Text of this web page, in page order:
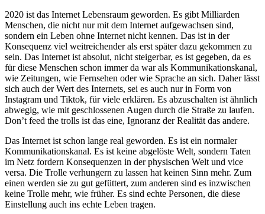
2020 ist das Internet Lebensraum geworden. Es gibt Milliarden
Menschen, die nicht nur mit dem Internet aufgewachsen sind,
sondern ein Leben ohne Internet nicht kennen. Das ist in der
Konsequenz viel weitreichender als erst später dazu gekommen zu
sein. Das Internet ist absolut, nicht steigerbar, es ist gegeben, da es
für diese Menschen schon immer da war als Kommunikationskanal,
wie Zeitungen, wie Fernsehen oder wie Sprache an sich. Daher lässt
sich auch der Wert des Internets, sei es auch nur in Form von
Instagram und Tiktok, für viele erklären. Es abzuschalten ist ähnlich
abwegig, wie mit geschlossenen Augen durch die Straße zu laufen.
Don’t feed the trolls ist das eine, Ignoranz der Realität das andere.
Das Internet ist schon lange real geworden. Es ist ein normaler
Kommunikationskanal. Es ist keine abgelöste Welt, sondern Taten
im Netz fordern Konsequenzen in der physischen Welt und vice
versa. Die Trolle verhungern zu lassen hat keinen Sinn mehr. Zum
einen werden sie zu gut gefüttert, zum anderen sind es inzwischen
keine Trolle mehr, wie früher. Es sind echte Personen, die diese
Einstellung auch ins echte Leben tragen.